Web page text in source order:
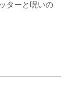
ターと呪いの